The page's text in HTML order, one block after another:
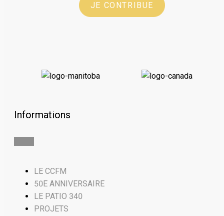
JE CONTRIBUE
Informations
LE CCFM
50E ANNIVERSAIRE
LE PATIO 340
PROJETS